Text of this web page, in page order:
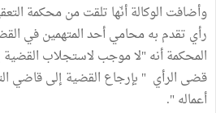
وأضافت الوكالة أنّها تلقت من محكمة
رأي تقدم به محامي أحد المتهمين في
المحكمة أنه "لا موجب لاستجلاب
قضى الرأي " بإرجاع القضية إلى قاضي
أعماله ".